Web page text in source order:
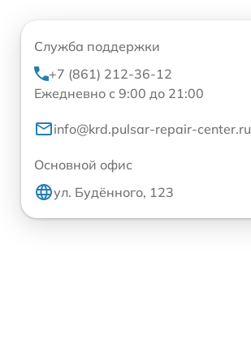
Служба поддержки
+7 (861) 212-36-12
Ежедневно с 9:00 до 21:00
info@krd.pulsar-repair-center.ru
Основной офис
ул. Будённого, 123